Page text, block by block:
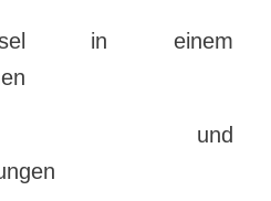
in einem
und